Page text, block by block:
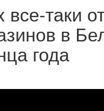
все-таки
в
года